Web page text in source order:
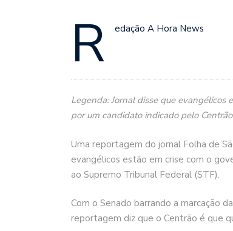
R edação A Hora News
Legenda: Jornal disse que evangélicos
por um candidato indicado pelo
Uma reportagem do jornal Folha de
evangélicos estão em crise com o
ao Supremo Tribunal Federal (STF).
Com o Senado barrando a marcação
reportagem diz que o Centrão é que